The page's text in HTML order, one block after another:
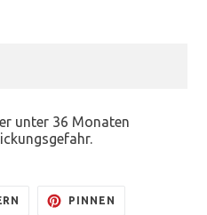
unter 36 Monaten
TWITTER
PINNEN